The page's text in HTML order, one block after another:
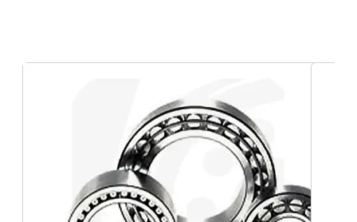
Comprar Rolamento para reciclagem